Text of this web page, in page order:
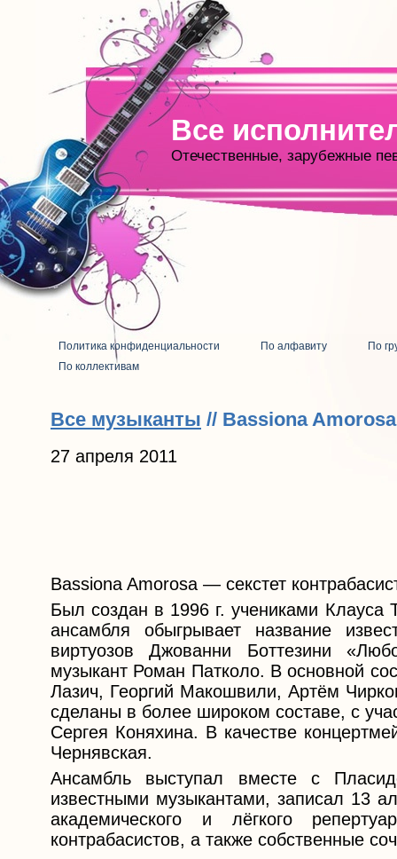
Все
Отечественные, зарубежные
Политика конфиденциальности По алфавиту
По
По коллективам
Все музыканты // Bassiona Amorosa
27 апреля 2011
Bassiona Amorosa — секстет
Был создан в 1996 г. учениками
ансамбля обыгрывает название
виртуозов Джованни Боттезини
музыкант Роман Патколо. В основной
Лазич, Георгий Макошвили, Артём
сделаны в более широком составе, с
Сергея Коняхина. В качестве
Чернявская.
Ансамбль выступал вместе с
известными музыкантами, записал 13
академического и лёгкого
контрабасистов, а также собственные